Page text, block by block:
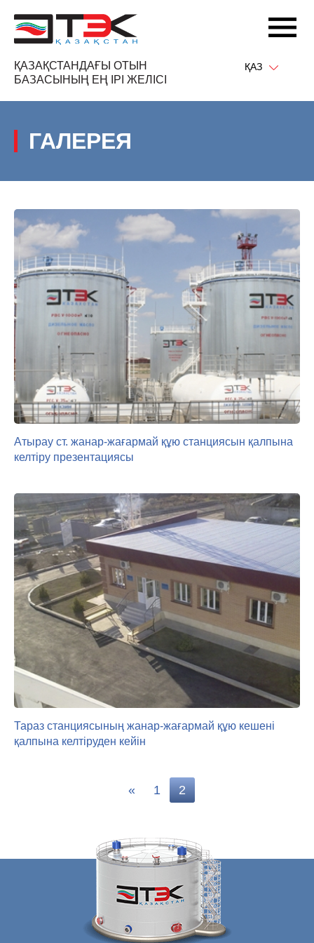
ҚАЗАҚСТАНДАҒЫ ОТЫН
БАЗАСЫНЫҢ ЕҢ ІРІ ЖЕЛІСІ
ҚАЗ
ГАЛЕРЕЯ
Атырау ст. жанар-жағармай құю станциясын қалпына
келтіру презентациясы
Тараз станциясының жанар-жағармай құю кешені
қалпына келтіруден кейін
« 1 2